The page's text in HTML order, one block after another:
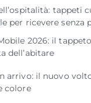
tappeti
per ricevere senza
2026: il
dell’abitare
arrivo: il nuovo
colore